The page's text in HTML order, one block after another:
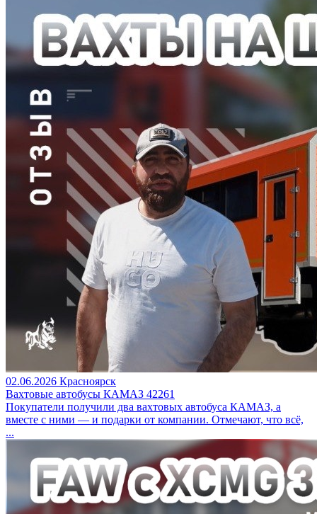
02.06.2026 Красноярск
Вахтовые автобусы КАМАЗ 42261
Покупатели получили два вахтовых автобуса КАМАЗ, а
вместе с ними — и подарки от компании. Отмечают, что всё,
...